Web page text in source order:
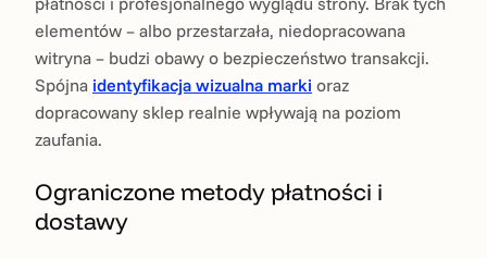
elementów – albo przestarzała, niedopracowana
witryna – budzi obawy o bezpieczeństwo transakcji.
Spójna identyfikacja wizualna marki oraz
dopracowany sklep realnie wpływają na poziom
zaufania.
Ograniczone metody płatności i
dostawy